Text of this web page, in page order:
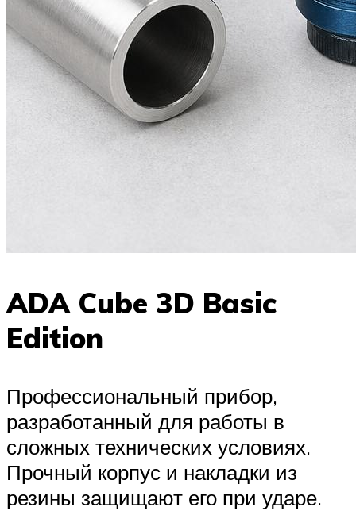
ADA Cube 3D Basic
Edition
Профессиональный прибор,
разработанный для работы в
сложных технических условиях.
Прочный корпус и накладки из
резины защищают его при ударе.